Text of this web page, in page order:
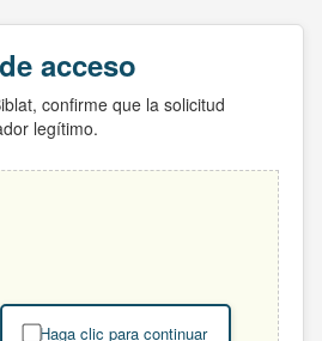
acceso
confirme que la solicitud
legítimo.
Haga clic para continuar